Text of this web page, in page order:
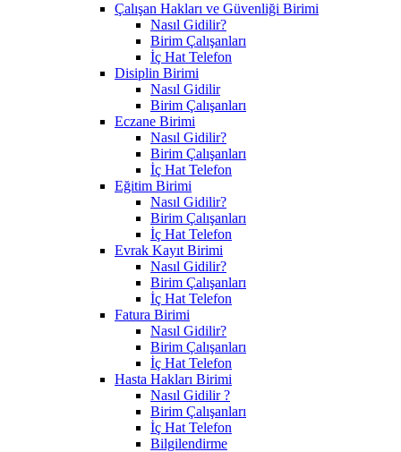
Çalışan Hakları ve Güvenliği Birimi
Nasıl Gidilir?
Birim Çalışanları
İç Hat Telefon
Disiplin Birimi
Nasıl Gidilir
Birim Çalışanları
Eczane Birimi
Nasıl Gidilir?
Birim Çalışanları
İç Hat Telefon
Eğitim Birimi
Nasıl Gidilir?
Birim Çalışanları
İç Hat Telefon
Evrak Kayıt Birimi
Nasıl Gidilir?
Birim Çalışanları
İç Hat Telefon
Fatura Birimi
Nasıl Gidilir?
Birim Çalışanları
İç Hat Telefon
Hasta Hakları Birimi
Nasıl Gidilir ?
Birim Çalışanları
İç Hat Telefon
Bilgilendirme